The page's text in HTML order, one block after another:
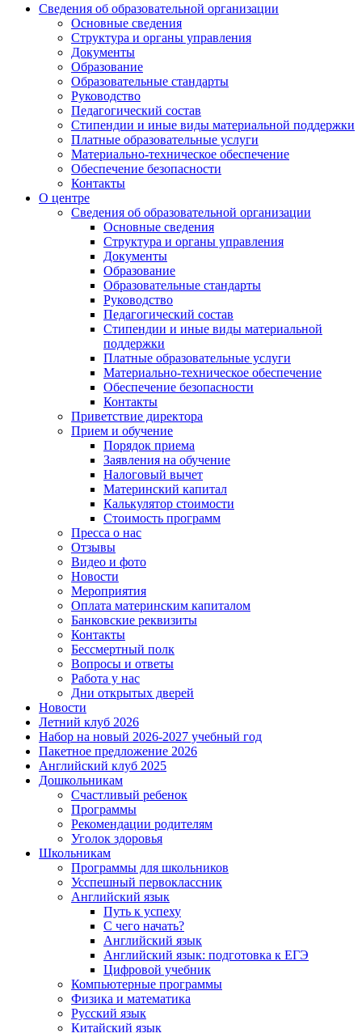
Сведения об образовательной организации
Основные сведения
Структура и органы управления
Документы
Образование
Образовательные стандарты
Руководство
Педагогический состав
Стипендии и иные виды материальной поддержки
Платные образовательные услуги
Материально-техническое обеспечение
Обеспечение безопасности
Контакты
О центре
Сведения об образовательной организации
Основные сведения
Структура и органы управления
Документы
Образование
Образовательные стандарты
Руководство
Педагогический состав
Стипендии и иные виды материальной
поддержки
Платные образовательные услуги
Материально-техническое обеспечение
Обеспечение безопасности
Контакты
Приветствие директора
Прием и обучение
Порядок приема
Заявления на обучение
Налоговый вычет
Материнский капитал
Калькулятор стоимости
Стоимость программ
Пресса о нас
Отзывы
Видео и фото
Новости
Мероприятия
Оплата материнским капиталом
Банковские реквизиты
Контакты
Бессмертный полк
Вопросы и ответы
Работа у нас
Дни открытых дверей
Новости
Летний клуб 2026
Набор на новый 2026-2027 учебный год
Пакетное предложение 2026
Английский клуб 2025
Дошкольникам
Счастливый ребенок
Программы
Рекомендации родителям
Уголок здоровья
Школьникам
Программы для школьников
Усспешный первоклассник
Английский язык
Путь к успеху
С чего начать?
Английский язык
Английский язык: подготовка к ЕГЭ
Цифровой учебник
Компьютерные программы
Физика и математика
Русский язык
Китайский язык